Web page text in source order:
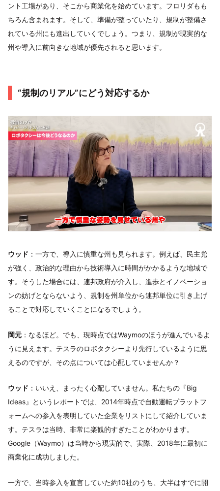
ント工場があり、そこから商業化を始めています。フロリダもも
ちろん含まれます。そして、準備が整っていたり、規制が整備さ
れている州にも進出していくでしょう。つまり、規制が現実的な
州や導入に前向きな地域が優先されると思います。
“規制のリアル”にどう対応するか
ウッド ：一方で、導入に慎重な州も見られます。例えば、民主党
が強く、政治的な理由から技術導入に時間がかかるような地域で
す。そうした場合には、連邦政府が介入し、進歩とイノベーショ
ンの妨げとならないよう、規制を州単位から連邦単位に引き上げ
ることで対応していくことになるでしょう。
岡元 ：なるほど。でも、現時点ではWaymoのほうが進んでいるよ
うに見えます。テスラのロボタクシーより先行しているように思
えるのですが、その点については心配していませんか？
ウッド ：いいえ、まったく心配していません。私たちの『Big
Ideas』というレポートでは、2014年時点で自動運転プラットフ
ォームへの参入を表明していた企業をリストにして紹介していま
す。テスラは当時、非常に楽観的すぎたことがわかります。
Google（Waymo）は当時から現実的で、実際、2018年に最初に
商業化に成功しました。
一方で、当時参入を宣言していた約10社のうち、大半はすでに開